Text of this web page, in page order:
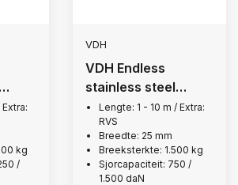
kg
/
VDH
VDH Endless
stainless steel
lashing strap, 1,500
kg
Lengte: 1 - 10 m / Extra:
RVS
Breedte: 25 mm
Breeksterkte: 1.500 kg
Sjorcapaciteit: 750 /
1.500 daN